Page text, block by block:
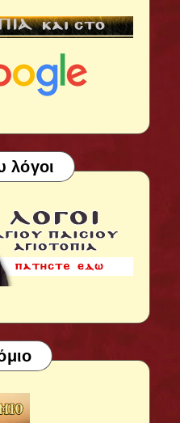
λόγοι